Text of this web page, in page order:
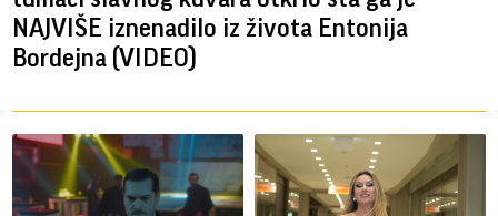
NAJVIŠE iznenadilo iz života Entonija
Bordejna (VIDEO)